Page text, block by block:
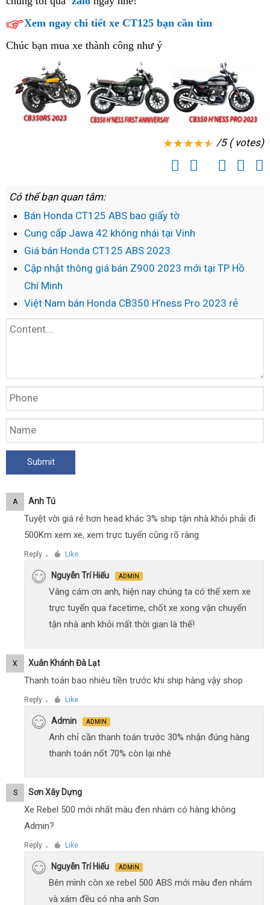
Pro
2023
Honda
CB350
Hness
Hness
Pro
2023
Xem ngay chi tiết xe CT125 bạn cần tìm
Chúc bạn mua xe thành công như ý
/5 ( votes)
Có thể bạn quan tâm:
Bán Honda CT125 ABS bao giấy tờ
Cung cấp Jawa 42 không nhái tại Vinh
Giá bán Honda CT125 ABS 2023
Cập nhật thông giá bán Z900 2023 mới tại TP Hồ
Chí Minh
Việt Nam bán Honda CB350 H’ness Pro 2023 rẻ
A Anh Tú
Tuyệt vời giá rẻ hơn head khác 3% ship tận nhà khỏi phải đi
500Km xem xe, xem trực tuyến cũng rõ ràng
Reply ● Like
Nguyễn Trí Hiếu ADMIN
Vâng cám ơn anh, hiện nay chúng ta có thể xem xe
trực tuyến qua facetime, chốt xe xong vận chuyển
tận nhà anh khỏi mất thời gian là thế!
X Xuân Khánh Đà Lạt
Thanh toán bao nhiêu tiền trước khi ship hàng vậy shop
Reply ● Like
Admin ADMIN
Anh chỉ cần thanh toán trước 30% nhận đúng hàng
thanh toán nốt 70% còn lại nhé
S Sơn Xây Dựng
Xe Rebel 500 mới nhất màu đen nhám có hàng không
Admin?
Reply ● Like
Nguyễn Trí Hiếu ADMIN
Bên mình còn xe rebel 500 ABS mới màu đen nhám
và xám đều có nha anh Sơn